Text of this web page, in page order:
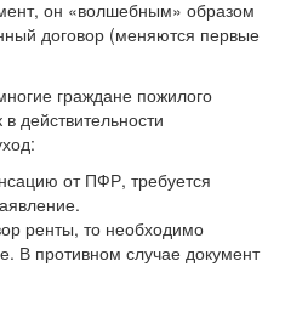
он «волшебным» образом
договор (меняются первые
граждане пожилого
действительности
от ПФР, требуется
ренты, то необходимо
В противном случае документ